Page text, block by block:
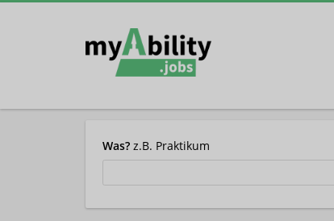
Was? z.B. Praktikum